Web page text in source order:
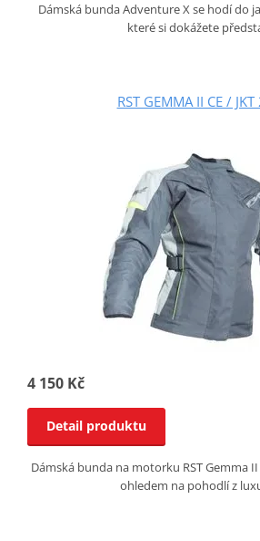
Dámská bunda Adventure X se hodí do
které si dokážete
RST GEMMA II CE /
4 150 Kč
Detail produktu
Dámská bunda na motorku RST Gemma
ohledem na pohodlí z